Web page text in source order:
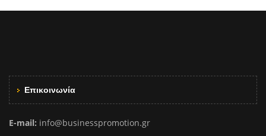
Επικοινωνία
E-mail: info@businesspromotion.gr